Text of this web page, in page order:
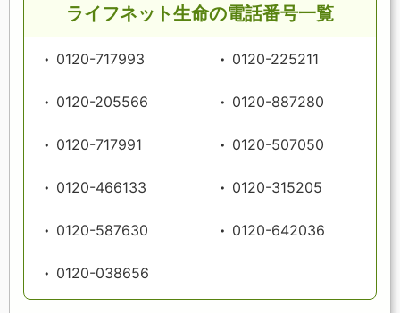
ライフネット生命の電話番号一覧
0120-717993 0120-225211
0120-205566 0120-887280
0120-717991 0120-507050
0120-466133 0120-315205
0120-587630 0120-642036
0120-038656